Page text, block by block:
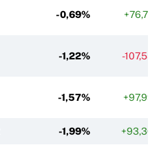
-0,69%
-1,22% -
-1,57%
-1,99%